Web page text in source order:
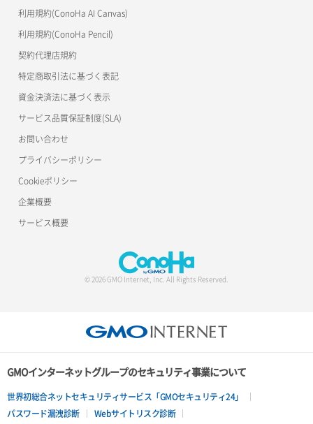
利用規約(ConoHa AI Canvas)
利用規約(ConoHa Pencil)
契約代理店規約
特定商取引法に基づく表記
資金決済法に基づく表示
サービス品質保証制度(SLA)
お問い合わせ
プライバシーポリシー
Cookieポリシー
企業概要
サービス概要
© 2026 GMO Internet, Inc. All Rights Reserved.
GMOインターネットグループのセキュリティ事業について
世界初総合ネットセキュリティサービス「GMOセキュリティ24」
パスワード漏洩診断
Webサイトリスク診断